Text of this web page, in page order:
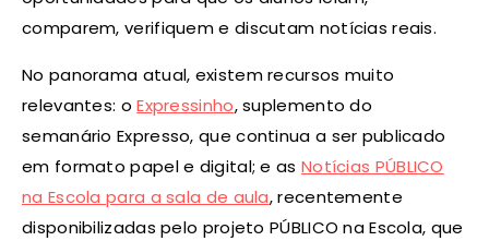
comparem, verifiquem e discutam notícias reais.
No panorama atual, existem recursos muito
relevantes: oExpressinho, suplemento do
semanário Expresso, que continua a ser publicado
em formato papel e digital; e as Notícias PÚBLICO
na Escola para a sala de aula, recentemente
disponibilizadas pelo projeto PÚBLICO na Escola, que